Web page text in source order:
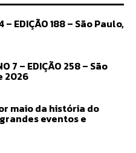
– EDIÇÃO 188 – São Paulo,
7 – EDIÇÃO 258 – São
2026
maio da história do
eventos e